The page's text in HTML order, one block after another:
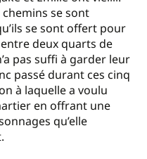
se sont
se sont offert pour
deux quarts de
pas suffi à garder leur
passé durant ces cinq
à laquelle a voulu
en offrant une
qu’elle